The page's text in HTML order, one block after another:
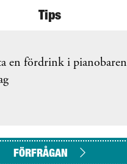
Tips
ta en fördrink i pianobaren
FÖRFRÅGAN